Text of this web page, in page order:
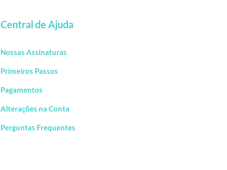
Central de Ajuda
Nossas Assinaturas
Primeiros Passos
Pagamentos
Alterações na Conta
Perguntas Frequentes